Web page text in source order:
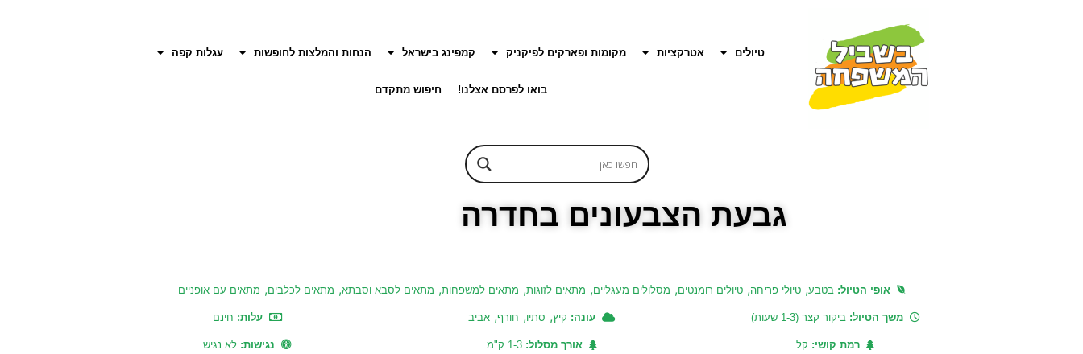
טיולים אטרקציות מקומות ופארקים לפיקניק קמפינג בישראל הנחות והמלצות לחופשות עגלות קפה
בואו לפרסם אצלנו! חיפוש מתקדם
גבעת הצבעונים בחדרה
אופי הטיול:בטבע, טיולי פריחה, טיולים רומנטים, מסלולים מעגליים, מתאים לזוגות, מתאים למשפחות, מתאים לסבא וסבתא, מתאים לכלבים, מתאים עם אופניים
משך הטיול:ביקור קצר (1-3 שעות) עונה: קיץ, סתיו, חורף, אביב עלות: חינם
רמת קושי: קל אורך מסלול:1-3 ק"מ נגישות: לא נגיש